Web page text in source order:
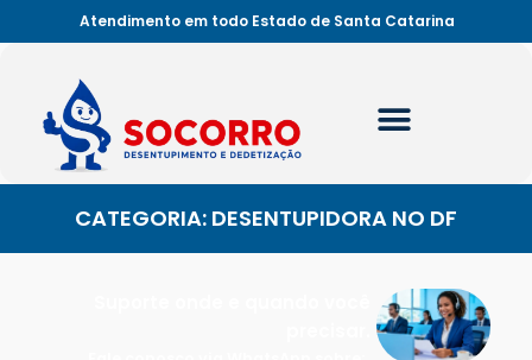
Atendimento em todo Estado de Santa Catarina
CATEGORIA: DESENTUPIDORA NO DF